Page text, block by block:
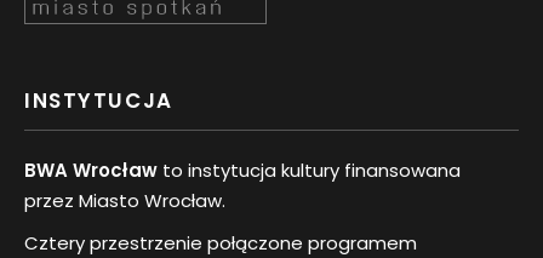
INSTYTUCJA
BWA Wrocław to instytucja kultury finansowana
przez Miasto Wrocław.
Cztery przestrzenie połączone programem